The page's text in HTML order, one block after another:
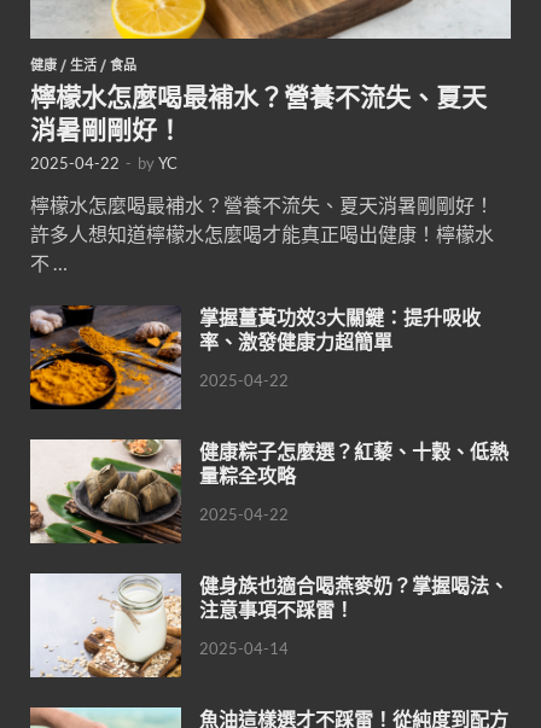
健康 / 生活 / 食品
檸檬水怎麼喝最補水？營養不流失、夏天
消暑剛剛好！
2025-04-22 - byYC
檸檬水怎麼喝最補水？營養不流失、夏天消暑剛剛好！
許多人想知道檸檬水怎麼喝才能真正喝出健康！檸檬水
不 …
掌握薑黃功效3大關鍵：提升吸收
率、激發健康力超簡單
2025-04-22
健康粽子怎麼選？紅藜、十穀、低熱
量粽全攻略
2025-04-22
健身族也適合喝燕麥奶？掌握喝法、
注意事項不踩雷！
2025-04-14
魚油這樣選才不踩雷！從純度到配方